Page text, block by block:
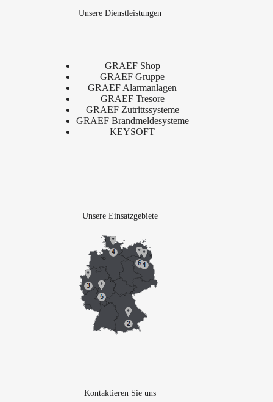
Unsere Dienstleistungen
GRAEF Shop
GRAEF Gruppe
GRAEF Alarmanlagen
GRAEF Tresore
GRAEF Zutrittssysteme
GRAEF Brandmeldesysteme
KEYSOFT
Unsere Einsatzgebiete
Kontaktieren Sie uns